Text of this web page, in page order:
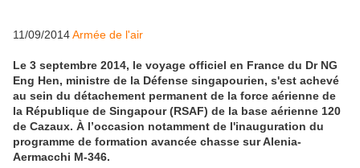
11/09/2014Armée de l'air
Le 3 septembre 2014, le voyage officiel en France du Dr NG
Eng Hen, ministre de la Défense singapourien, s'est achevé
au sein du détachement permanent de la force aérienne de
la République de Singapour (RSAF) de la base aérienne 120
de Cazaux. À l’occasion notamment de l'inauguration du
programme de formation avancée chasse sur Alenia-
Aermacchi M-346.